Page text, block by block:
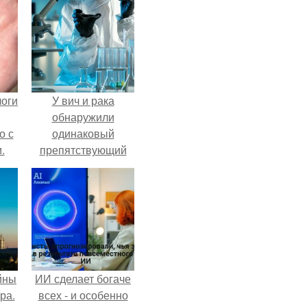
с
У вич и рака
обнаружили
одинаковый
препятствующий
лечению механизм.
ИИ сделает богаче
всех - и особенно